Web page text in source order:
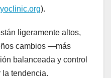
).
ligeramente altos,
cambios —más
balanceada y control
tendencia.